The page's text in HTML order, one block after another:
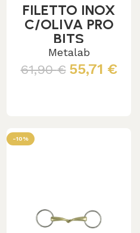
FILETTO INOX
C/OLIVA PRO
BITS
Metalab
61,90€ 55,71 €
-10%